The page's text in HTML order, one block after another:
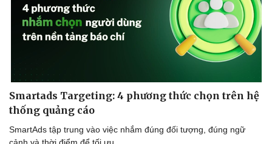
Smartads Targeting: 4 phương thức chọn trên hệ
thống quảng cáo
SmartAds tập trung vào việc nhắm đúng đối tượng, đúng ngữ
cảnh và thời điểm để tối ưu.